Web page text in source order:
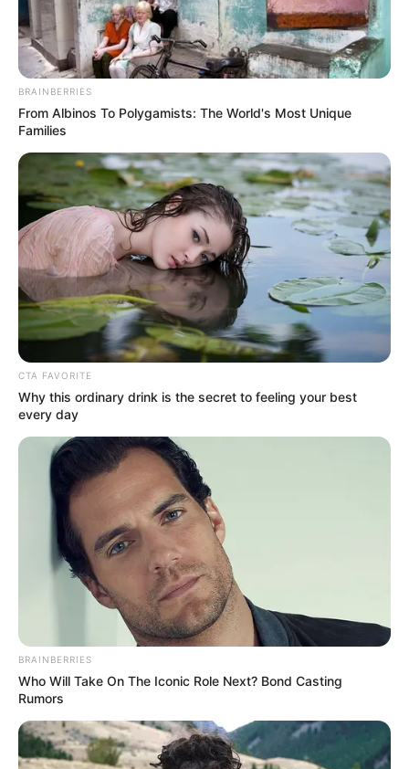
เช่น คุณเกิดวันเสาร์ เดือน เมษายน เลขท้ายมือถือ เลข 8 ทายว่า ชาติ
ก่อนคุณคือขุนแจ่ม มีอาชีพเป็น โหร
คำทำนาย
คำทำนายคุณเป็นใคร
คำทำนายเมื่อชาติก่อนคุณเป็นใคร
เชื่อในสิ่งที่เฮ็ด เฮ็ดในสิ่งที่เชื่อ
เนื้อหาที่ได้รับการโปรโมต
BRAINBERRIES
From Albinos To Polygamists: The World's Most Unique
Families
CTA FAVORITE
Why this ordinary drink is the secret to feeling your best
every day
BRAINBERRIES
Who Will Take On The Iconic Role Next? Bond Casting
Rumors